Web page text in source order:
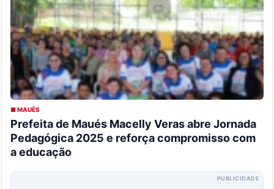
■ MAUÉS
Prefeita de Maués Macelly Veras abre Jornada
Pedagógica 2025 e reforça compromisso com
a educação
PUBLICIDADE